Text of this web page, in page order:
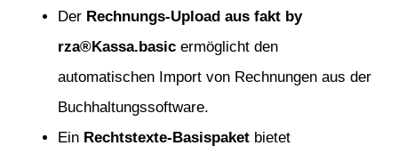
Der Rechnungs-Upload aus fakt by
rza®Kassa.basic ermöglicht den
automatischen Import von Rechnungen aus der
Buchhaltungssoftware.
Ein Rechtstexte-Basispaket bietet